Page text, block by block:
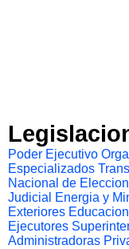
Poder Ejecutivo
Especializados
Nacional de
Judicial
Energia y
Exteriores Educacion
Ejecutores
Administradoras